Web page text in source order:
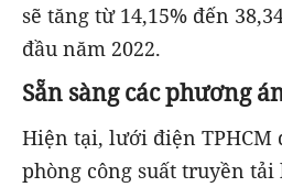
sẽ tăng từ 14,15% đến
đầu năm 2022.
Sẵn sàng các phương
Hiện tại, lưới điện TPHCM
phòng công suất truyền tải